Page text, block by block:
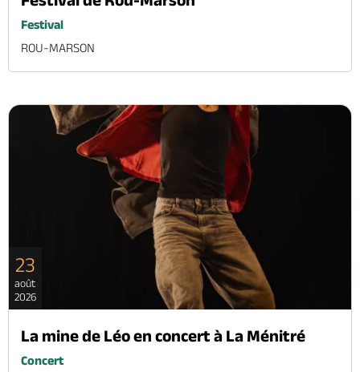
Festival
ROU-MARSON
23
août
2026
La mine de Léo en concert à La Ménitré
Concert